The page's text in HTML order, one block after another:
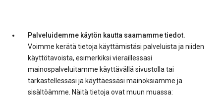
Palveluidemme käytön kautta saamamme tiedot.
Voimme kerätä tietoja käyttämistäsi palveluista ja niiden
käyttötavoista, esimerkiksi vieraillessasi
mainospalveluitamme käyttävällä sivustolla tai
tarkastellessasi ja käyttäessäsi mainoksiamme ja
sisältöämme. Näitä tietoja ovat muun muassa: